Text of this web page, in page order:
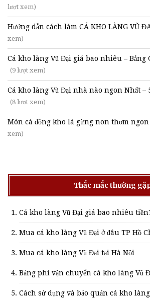
lượt xem)
Hướng dẫn cách làm CÁ KHO LÀNG VŨ
xem)
Cá kho làng Vũ Đại giá bao nhiêu – Bảng
(9 lượt xem)
Cá kho làng Vũ Đại nhà nào ngon Nhất –
(8 lượt xem)
Món cá đồng kho lá gừng non thơm
xem)
Thắc mắc thường
Cá kho làng Vũ Đại giá bao nhiêu
Mua cá kho làng Vũ Đại ở đâu TP Hồ
Mua cá kho làng Vũ Đại tại Hà Nội
Bảng phí vận chuyển cá kho làng Vũ
Cách sử dụng và bảo quản cá kho